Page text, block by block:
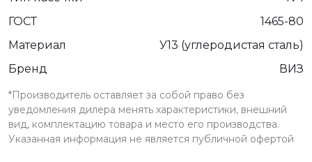
ГОСТ
1465-80
Материал
У13 (углеродистая сталь)
Бренд
ВИЗ
*Производитель оставляет за собой право без
уведомления дилера менять характеристики, внешний
вид, комплектацию товара и место его производства.
Указанная информация не является публичной офертой